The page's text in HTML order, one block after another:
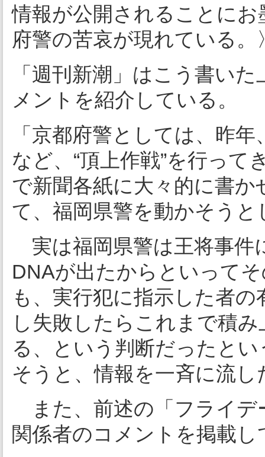
情報が公開されることに
府警の苦哀が現れている。
「週刊新潮」はこう書い
メントを紹介している。
「京都府警としては、昨
など、“頂上作戦”を行っ
で新聞各紙に大々的に書
て、福岡県警を動かそう
実は福岡県警は王将事件
DNAが出たからといって
も、実行犯に指示した者
し失敗したらこれまで積
る、という判断だったと
そうと、情報を一斉に流
また、前述の「フライデ
関係者のコメントを掲載し